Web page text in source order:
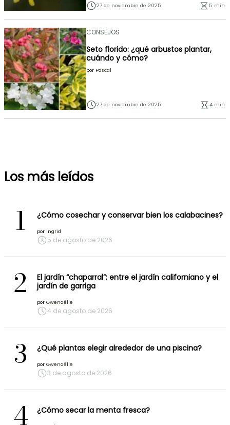
27 de noviembre de 2025 5 min.
CONSEJOS
Seto florido: ¿qué arbustos plantar,
cuándo y cómo?
por Pascal
27 de noviembre de 2025 4 min.
Los más leídos
1 ¿Cómo cosechar y conservar bien los calabacines?
por Ingrid
5 de agosto de 2026
2
El jardín “chaparral”: entre el jardín californiano y el
jardín de garriga
por Gwenaëlle
4 de agosto de 2026
3 ¿Qué plantas elegir alrededor de una piscina?
por Gwenaëlle
3 de agosto de 2026
4 ¿Cómo secar la menta fresca?